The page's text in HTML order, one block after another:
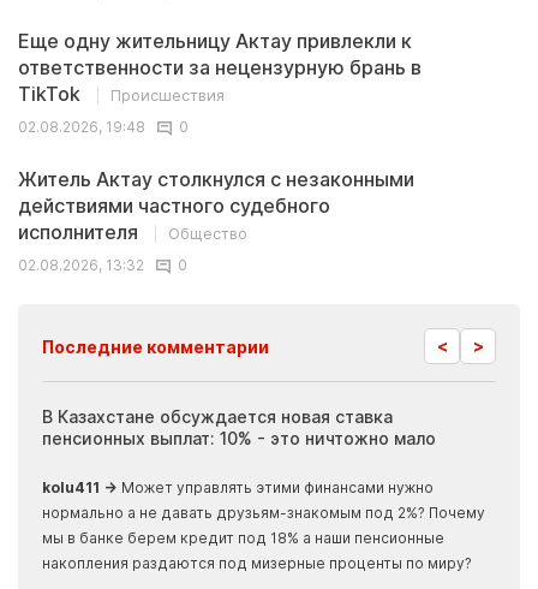
Еще одну жительницу Актау привлекли к
ответственности за нецензурную брань в
TikTok
Происшествия
02.08.2026, 19:48
0
Житель Актау столкнулся с незаконными
действиями частного судебного
исполнителя
Общество
02.08.2026, 13:32
0
Последние комментарии < >
В Казахстане обсуждается новая ставка
пенсионных выплат: 10% - это ничтожно мало
kolu411 → Может управлять этими финансами нужно
нормально а не давать друзьям-знакомым под 2%? Почему
мы в банке берем кредит под 18% а наши пенсионные
накопления раздаются под мизерные проценты по миру?